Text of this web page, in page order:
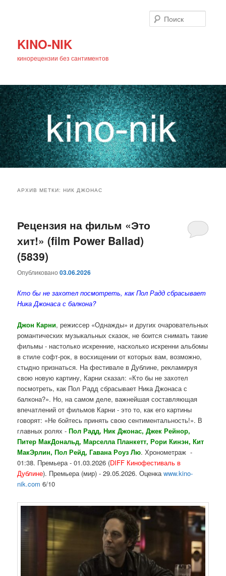
KINO-NIK
кинорецензии без сантиментов
основному
содержимому
дополнительному
содержимому
АРХИВ МЕТКИ:НИК ДЖОНАС
Рецензия на фильм «Это
хит!» (film Power Ballad)
(5839)
Опубликовано03.06.2026
Кто бы не захотел посмотреть, как Пол Радд сбрасывает
Ника Джонаса с балкона?
Джон Карни, режиссер «Однажды» и других очаровательных
романтических музыкальных сказок, не боится снимать такие
фильмы - настолько искренние, насколько искренни альбомы
в стиле софт-рок, в восхищении от которых вам, возможно,
стыдно признаться. На фестивале в Дублине, рекламируя
свою новую картину, Карни сказал: «Кто бы не захотел
посмотреть, как Пол Радд сбрасывает Ника Джонаса с
балкона?». Но, на самом деле, важнейшая составляющая
впечатлений от фильмов Карни - это то, как его картины
говорят: «Не бойтесь принять свою сентиментальность!». В
главных ролях -Пол Радд, Ник Джонас, Джек Рейнор,
Питер МакДональд, Марселла Планкетт, Рори Кинэн, Кит
МакЭрлин, Пол Рейд, Гавана Роуз Лю. Хронометраж -
01:38. Премьера - 01.03.2026 (DIFF Кинофестиваль в
Дублине). Премьера (мир) - 29.05.2026. Оценкаwww.kino-
nik.com 6/10